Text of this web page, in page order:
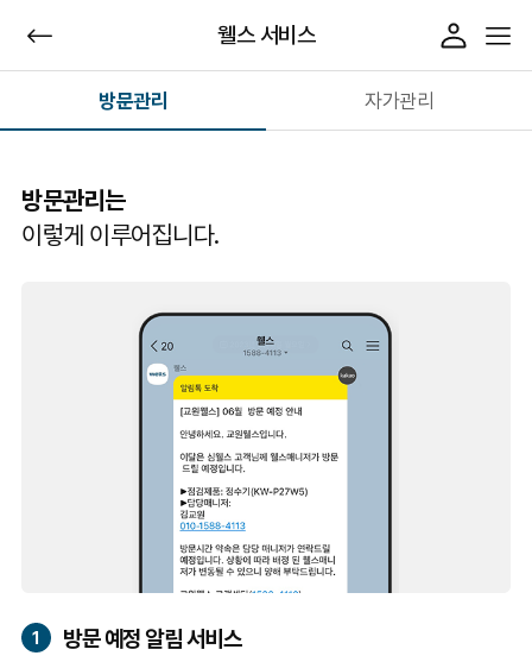
웰스 서비스
방문관리 자가관리
방문관리는
이렇게 이루어집니다.
1 방문 예정 알림 서비스